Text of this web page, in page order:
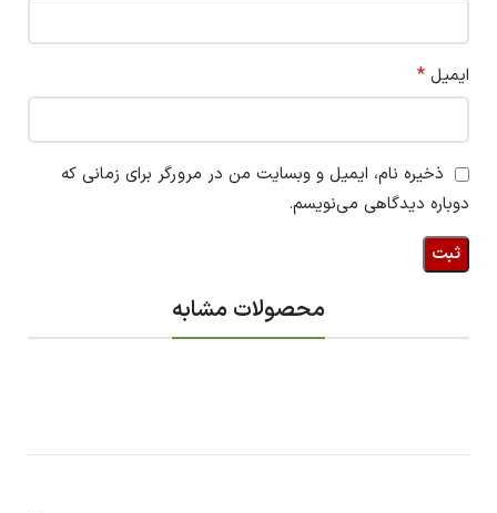
ایمیل *
ذخیره نام، ایمیل و وبسایت من در مرورگر برای زمانی که
دوباره دیدگاهی می‌نویسم.
محصولات مشابه